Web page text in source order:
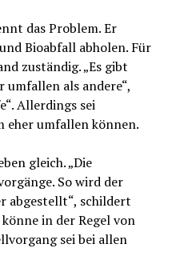
das Problem. Er
Bioabfall abholen. Für
zuständig. „Es gibt
als andere“,
Allerdings sei
eher umfallen können.
gleich. „Die
So wird der
abgestellt“, schildert
in der Regel von
sei bei allen